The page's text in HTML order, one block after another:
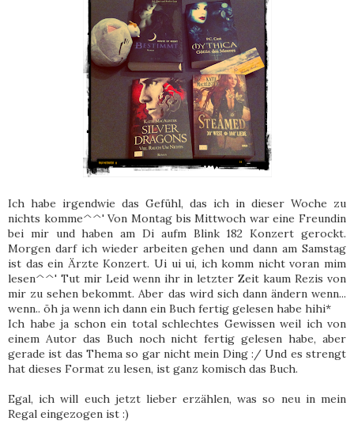
Ich habe irgendwie das Gefühl, das ich in dieser Woche zu
nichts komme^^' Von Montag bis Mittwoch war eine Freundin
bei mir und haben am Di aufm Blink 182 Konzert gerockt.
Morgen darf ich wieder arbeiten gehen und dann am Samstag
ist das ein Ärzte Konzert. Ui ui ui, ich komm nicht voran mim
lesen^^' Tut mir Leid wenn ihr in letzter Zeit kaum Rezis von
mir zu sehen bekommt. Aber das wird sich dann ändern wenn...
wenn.. öh ja wenn ich dann ein Buch fertig gelesen habe hihi*
Ich habe ja schon ein total schlechtes Gewissen weil ich von
einem Autor das Buch noch nicht fertig gelesen habe, aber
gerade ist das Thema so gar nicht mein Ding :/ Und es strengt
hat dieses Format zu lesen, ist ganz komisch das Buch.
Egal, ich will euch jetzt lieber erzählen, was so neu in mein
Regal eingezogen ist :)